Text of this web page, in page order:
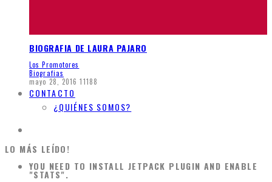
BIOGRAFIA DE LAURA PAJARO
Los Promotores
Biografias
mayo 28, 2016 11188
CONTACTO
¿QUIÉNES SOMOS?
LO MÁS LEÍDO!
YOU NEED TO INSTALL JETPACK PLUGIN AND ENABLE
"STATS".